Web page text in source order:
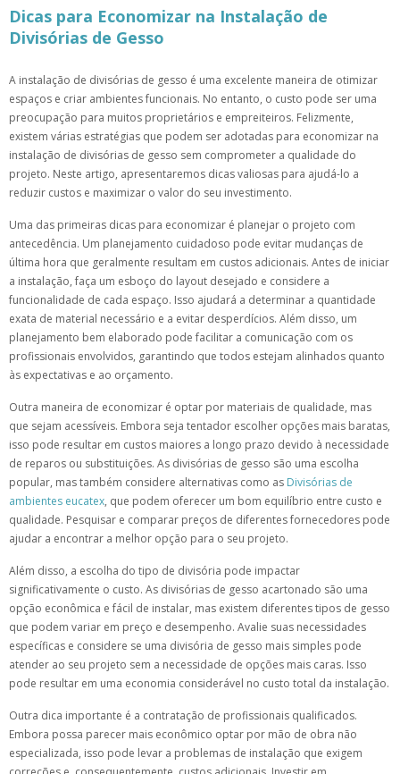
Dicas para Economizar na Instalação de
Divisórias de Gesso
A instalação de divisórias de gesso é uma excelente maneira de otimizar
espaços e criar ambientes funcionais. No entanto, o custo pode ser uma
preocupação para muitos proprietários e empreiteiros. Felizmente,
existem várias estratégias que podem ser adotadas para economizar na
instalação de divisórias de gesso sem comprometer a qualidade do
projeto. Neste artigo, apresentaremos dicas valiosas para ajudá-lo a
reduzir custos e maximizar o valor do seu investimento.
Uma das primeiras dicas para economizar é planejar o projeto com
antecedência. Um planejamento cuidadoso pode evitar mudanças de
última hora que geralmente resultam em custos adicionais. Antes de iniciar
a instalação, faça um esboço do layout desejado e considere a
funcionalidade de cada espaço. Isso ajudará a determinar a quantidade
exata de material necessário e a evitar desperdícios. Além disso, um
planejamento bem elaborado pode facilitar a comunicação com os
profissionais envolvidos, garantindo que todos estejam alinhados quanto
às expectativas e ao orçamento.
Outra maneira de economizar é optar por materiais de qualidade, mas
que sejam acessíveis. Embora seja tentador escolher opções mais baratas,
isso pode resultar em custos maiores a longo prazo devido à necessidade
de reparos ou substituições. As divisórias de gesso são uma escolha
popular, mas também considere alternativas como as Divisórias de
ambientes eucatex, que podem oferecer um bom equilíbrio entre custo e
qualidade. Pesquisar e comparar preços de diferentes fornecedores pode
ajudar a encontrar a melhor opção para o seu projeto.
Além disso, a escolha do tipo de divisória pode impactar
significativamente o custo. As divisórias de gesso acartonado são uma
opção econômica e fácil de instalar, mas existem diferentes tipos de gesso
que podem variar em preço e desempenho. Avalie suas necessidades
específicas e considere se uma divisória de gesso mais simples pode
atender ao seu projeto sem a necessidade de opções mais caras. Isso
pode resultar em uma economia considerável no custo total da instalação.
Outra dica importante é a contratação de profissionais qualificados.
Embora possa parecer mais econômico optar por mão de obra não
especializada, isso pode levar a problemas de instalação que exigem